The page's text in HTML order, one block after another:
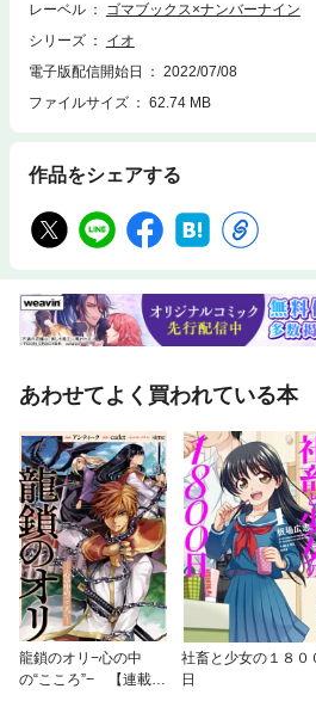
レーベル
ゴマブックス×ナンバーナイン
シリーズ
イオ
電子版配信開始日
2022/07/08
ファイルサイズ
62.74 MB
作品をシェアする
あわせてよく買われている本
龍鎖のオリ−心の中
の“こころ”− 【連載
社畜と少女の１８０
日